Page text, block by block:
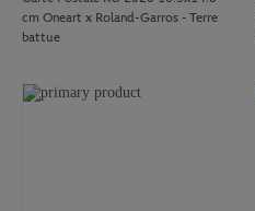
cm Oneart x Roland-Garros - Terre
battue